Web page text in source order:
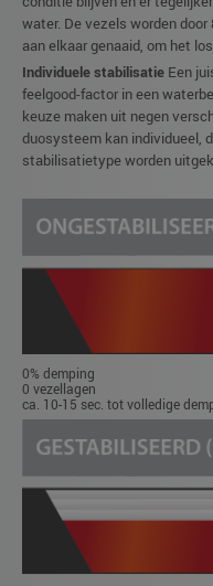
water. De vezels worden
aan elkaar genaaid, om het
Individuele stabilisatie Een
feelgood-factor in een
keuze maken uit negen
duosysteem kan individueel,
stabilisatietype worden
0% demping
0 vezellagen
ca. 10-15 sec. tot volledige